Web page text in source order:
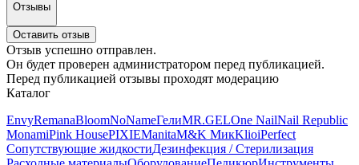
Отзывы
Оставить отзыв
Отзыв успешно отправлен.
Он будет проверен администратором перед публикацией.
Перед публикацией отзывы проходят модерацию
Каталог
EnvyRemanaBloomNoNameГелиMR.GELOne NailNail Republic
MonamiPink HousePIXIEManitaM&K МикKlioiPerfect
Сопутствующие жидкостиДезинфекция / Стерилизация